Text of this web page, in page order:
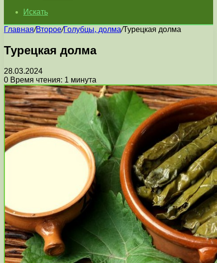
Искать
Главная/Второе/Голубцы, долма/Турецкая долма
Турецкая долма
28.03.2024
0 Время чтения: 1 минута